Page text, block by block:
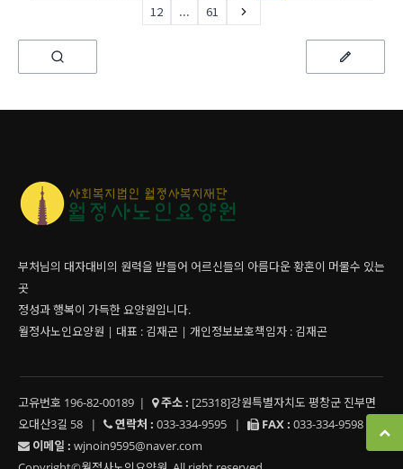
12
... 61
부처님의 대자대비의 원력을 받들어 어르신들의 아름다운 황혼이 머물수 있는
곳
정성과 행복이 가득한 요양원입니다.
월정사노인요양원 | 대표 : 김재곤 | 개인정보보호책임자 : 김재곤
고유번호 196-82-00189 | 주소 : [25318]강원특별자치도 평창군 진부면
오대산3길 58
| 연락처 : 033-334-9595 | FAX : 033-334-9598
이메일 : wjnoin9595@naver.com